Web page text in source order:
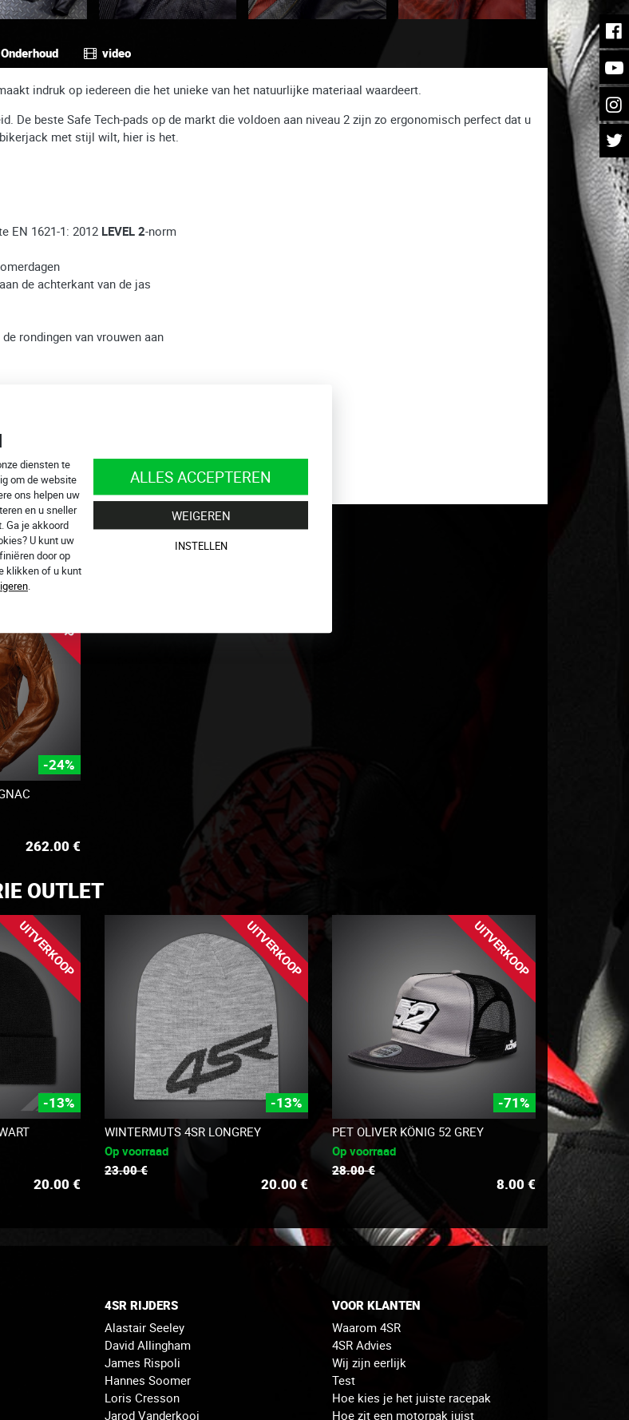
diensten te
om de website
ons helpen uw
en u sneller
Ga je akkoord
U kunt uw
door op
klikken of u kunt
.
ALLES ACCEPTEREN
WEIGEREN
INSTELLEN
Onderhoud video
indruk op iedereen die het unieke van het natuurlijke materiaal waardeert.
De beste Safe Tech-pads op de markt die voldoen aan niveau 2 zijn zo ergonomisch perfect dat u
met stijl wilt, hier is het.
EN 1621-1: 2012 LEVEL 2-norm
de achterkant van de jas
rondingen van vrouwen aan
te bevestigen
UITVERKOOP
-24%
262.00€
OUTLET
UITVERKOOP
-13%
20.00€
UITVERKOOP
-13%
WINTERMUTS 4SR LONGREY
Op voorraad
23.00 €
20.00€
UITVERKOOP
-71%
PET OLIVER KÖNIG 52 GREY
Op voorraad
28.00 €
8.00€
4SR RIJDERS
Alastair Seeley
David Allingham
James Rispoli
Hannes Soomer
Loris Cresson
Jarod Vanderkooi
VOOR KLANTEN
Waarom 4SR
4SR Advies
Wij zijn eerlijk
Test
Hoe kies je het juiste racepak
Hoe zit een motorpak juist